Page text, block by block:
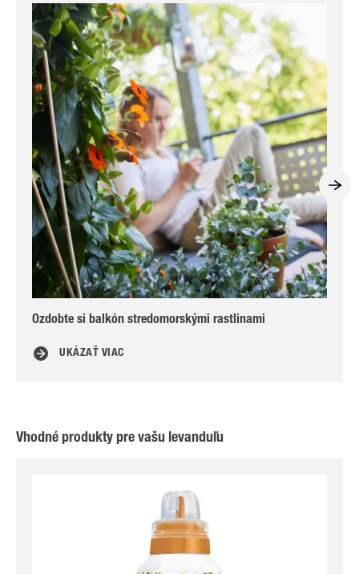
Ozdobte si balkón stredomorskými rastlinami
UKÁZAŤ VIAC
Vhodné produkty pre vašu levanduľu